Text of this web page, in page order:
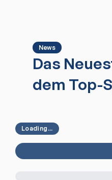
News
Das
dem Top-
Loading...